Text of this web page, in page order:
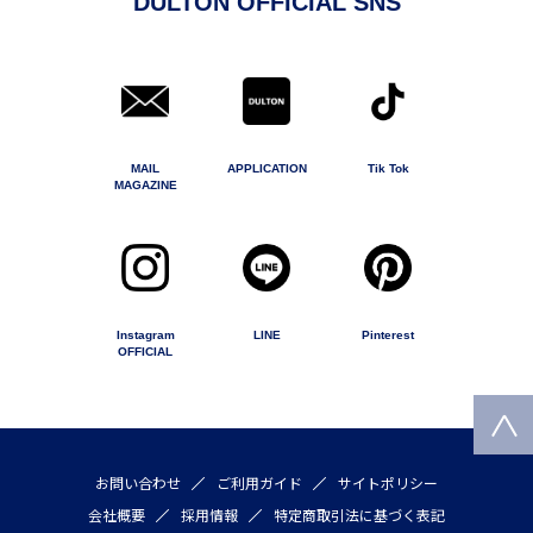
MAIL
MAGAZINE
APPLICATION Tik Tok
Instagram
OFFICIAL
LINE Pinterest
お問い合わせ ご利用ガイド
サイトポリシー
会社概要
採用情報 特定商取引法に基づく表記